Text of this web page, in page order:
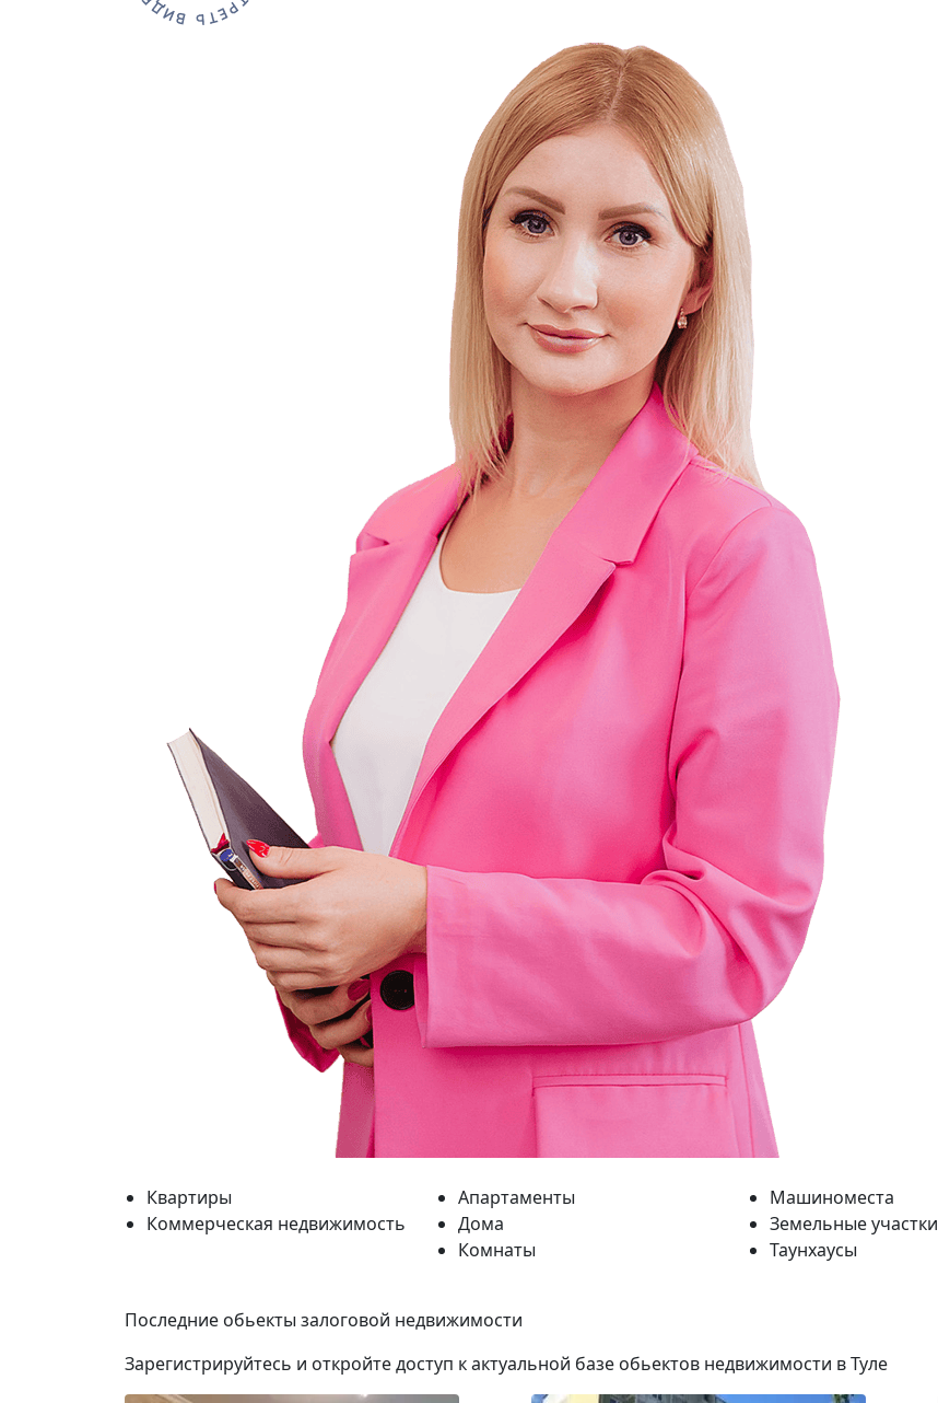
Квартиры
Коммерческая недвижимость
Апартаменты
Дома
Комнаты
Машиноместа
Земельные участки
Таунхаусы
Последние обьекты залоговой недвижимости
Зарегистрируйтесь и откройте доступ к актуальной базе обьектов недвижимости в Туле